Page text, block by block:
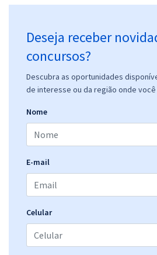
Deseja receber
concursos?
Descubra as oportunidades
de interesse ou da região onde você
Nome
E-mail
Celular